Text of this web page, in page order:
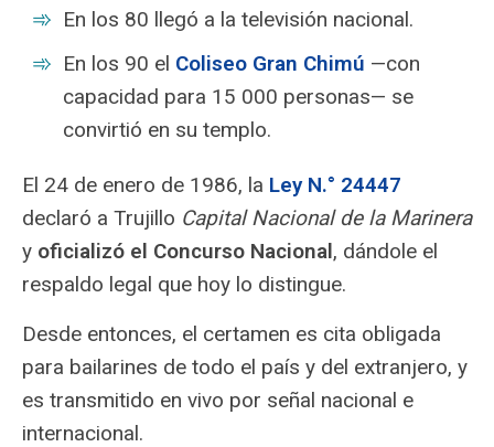
En los 80 llegó a la televisión nacional.
En los 90 el Coliseo Gran Chimú —con
capacidad para 15 000 personas— se
convirtió en su templo.
El 24 de enero de 1986, la Ley N.° 24447
declaró a Trujillo Capital Nacional de la Marinera
y oficializó el Concurso Nacional, dándole el
respaldo legal que hoy lo distingue.
Desde entonces, el certamen es cita obligada
para bailarines de todo el país y del extranjero, y
es transmitido en vivo por señal nacional e
internacional.